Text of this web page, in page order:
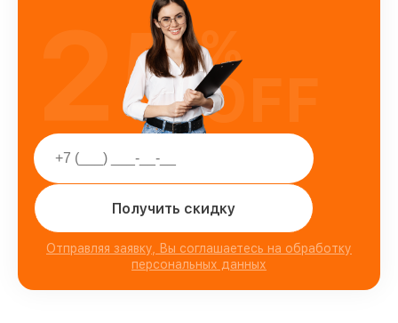
Получить скидку
Отправляя заявку, Вы соглашаетесь на обработку
персональных данных
25%
OFF